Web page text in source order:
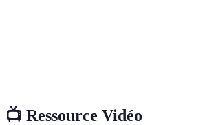
📺 Ressource Vidéo